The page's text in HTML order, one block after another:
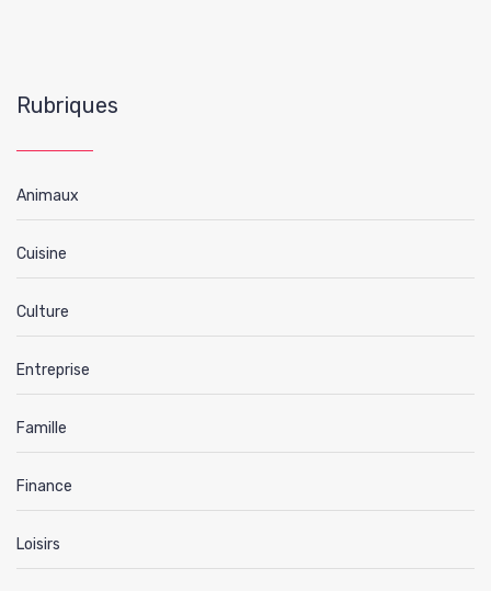
Rubriques
Animaux
Cuisine
Culture
Entreprise
Famille
Finance
Loisirs